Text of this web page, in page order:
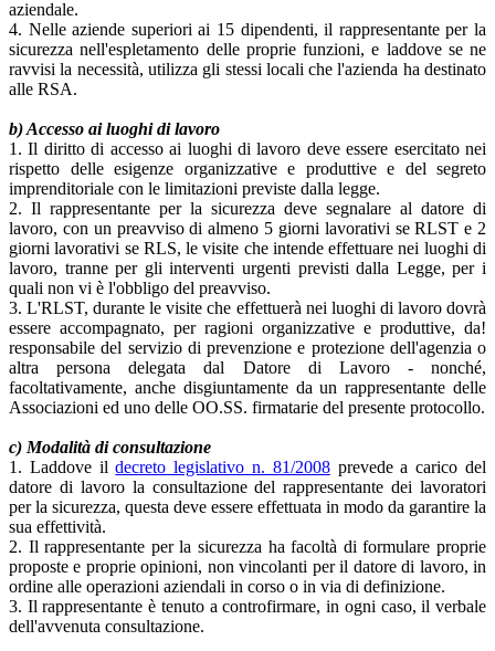
aziendale.
4. Nelle aziende superiori ai 15 dipendenti, il rappresentante per la
sicurezza nell'espletamento delle proprie funzioni, e laddove se ne
ravvisi la necessità, utilizza gli stessi locali che l'azienda ha destinato
alle RSA.
b) Accesso ai luoghi di lavoro
1. Il diritto di accesso ai luoghi di lavoro deve essere esercitato nei
rispetto delle esigenze organizzative e produttive e del segreto
imprenditoriale con le limitazioni previste dalla legge.
2. Il rappresentante per la sicurezza deve segnalare al datore di
lavoro, con un preavviso di almeno 5 giorni lavorativi se RLST e 2
giorni lavorativi se RLS, le visite che intende effettuare nei luoghi di
lavoro, tranne per gli interventi urgenti previsti dalla Legge, per i
quali non vi è l'obbligo del preavviso.
3. L'RLST, durante le visite che effettuerà nei luoghi di lavoro dovrà
essere accompagnato, per ragioni organizzative e produttive, da!
responsabile del servizio di prevenzione e protezione dell'agenzia o
altra persona delegata dal Datore di Lavoro - nonché,
facoltativamente, anche disgiuntamente da un rappresentante delle
Associazioni ed uno delle OO.SS. firmatarie del presente protocollo.
c) Modalità di consultazione
1. Laddove ildecreto legislativo n. 81/2008prevede a carico del
datore di lavoro la consultazione del rappresentante dei lavoratori
per la sicurezza, questa deve essere effettuata in modo da garantire la
sua effettività.
2. Il rappresentante per la sicurezza ha facoltà di formulare proprie
proposte e proprie opinioni, non vincolanti per il datore di lavoro, in
ordine alle operazioni aziendali in corso o in via di definizione.
3. Il rappresentante è tenuto a controfirmare, in ogni caso, il verbale
dell'avvenuta consultazione.